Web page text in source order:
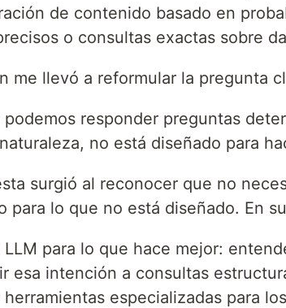
de contenido basado en
o consultas exactas sobre
me llevó a reformular la pregunta
podemos responder preguntas
no está diseñado para
surgió al reconocer que no
para lo que no está diseñado. En
LLM para lo que hace mejor:
esa intención a consultas
especializadas para